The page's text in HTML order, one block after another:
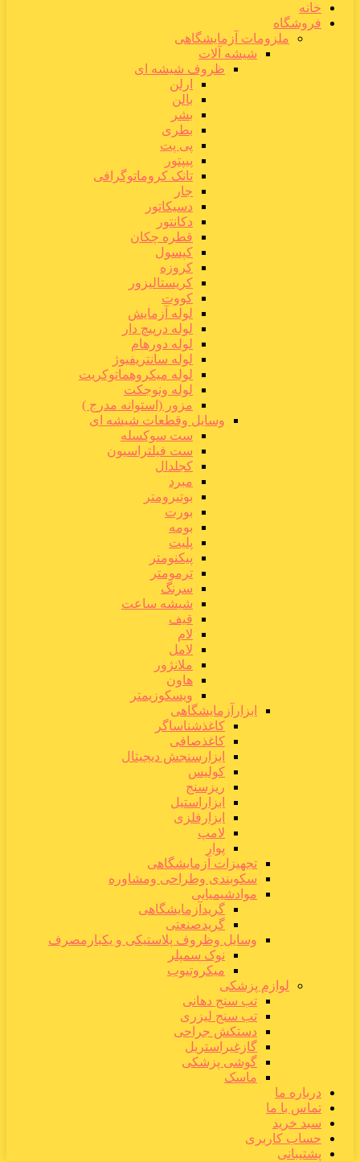
خانه
فروشگاه
ملزومات آزمایشگاهی
شیشه آلات
ظروف شیشه ای
ارلن
بالن
بشر
بطری
پی پت
پیپتور
تانک کروماتوگرافی
جار
دسیکاتور
دکانتور
قطره چکان
کپسول
کروزه
کریستالیزور
کووت
لوله آزمایش
لوله درپیچ دار
لوله دورهام
لوله سانتریفیوژ
لوله میکروهماتوکریت
لوله ونوجکت
مزور (استوانه مدرج )
وسایل وقطعات شیشه ای
ست سوکسله
ست فیلتراسیون
کجلدال
مبرد
بوتیرومتر
بورت
بومه
پلیت
پیکنومتر
ترمومتر
سرنگ
شیشه ساعت
قیف
لام
لامل
ملانژور
هاون
ویسکوزیمتر
ابزارآزمایشگاهی
کاغذشناساگر
کاغذصافی
ابزارسنجش دیجیتال
کولیس
ریزسنج
ابزاراستیل
ابزارفلزی
لامپ
پوار
تجهیزات آزمایشگاهی
سکوبندی وطراحی ومشاوره
موادشیمیایی
گریدآزمایشگاهی
گریدصنعتی
وسایل وظروف پلاستیکی و یکبارمصرف
نوک سمپلر
میکروتیوب
لوازم پزشکی
تب سنج دهانی
تب سنج لیزری
دستکش جراحی
گازغیراستریل
گوشی پزشکی
ماسک
درباره ما
تماس با ما
سبد خرید
حساب کاربری
پشتیبانی